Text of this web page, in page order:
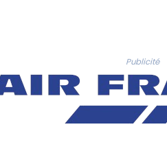
Publicité